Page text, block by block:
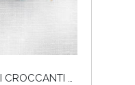
FROLLINI CON CEREALI CROCCANTI - 250G